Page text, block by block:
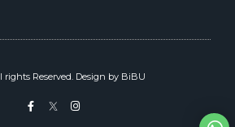
rights Reserved. Design by BiBU